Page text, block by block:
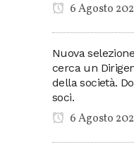
6 Agosto
Nuova
cerca un
della società.
soci.
6 Agosto